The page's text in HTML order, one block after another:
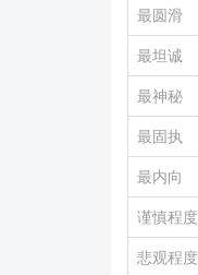
最圆滑
最坦诚
最神秘
最固执
最内向
谨慎程度
悲观程度